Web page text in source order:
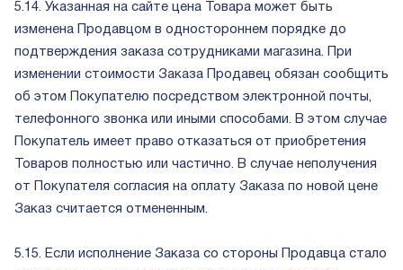
5.14. Указанная на сайте цена Товара может быть
изменена Продавцом в одностороннем порядке до
подтверждения заказа сотрудниками магазина. При
изменении стоимости Заказа Продавец обязан сообщить
об этом Покупателю посредством электронной почты,
телефонного звонка или иными способами. В этом случае
Покупатель имеет право отказаться от приобретения
Товаров полностью или частично. В случае неполучения
от Покупателя согласия на оплату Заказа по новой цене
Заказ считается отмененным.
5.15. Если исполнение Заказа со стороны Продавца стало